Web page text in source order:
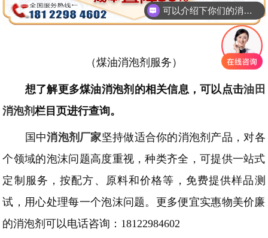
（煤油消泡剂服务）
想了解更多煤油消泡剂 的相关信息，可以点击油田
消泡剂栏目页进行查询。
国中消泡剂厂家坚持做适合你的消泡剂产品，对各
个领域的泡沫问题高度重视，种类齐全，可提供一站式
定制服务，按配方、原料和价格等，免费提供样品测
试，用心处理每一个泡沫问题。更多便宜实惠物美价廉
的消泡剂可以电话咨询： 18122984602
可以介绍下你们的消泡剂么